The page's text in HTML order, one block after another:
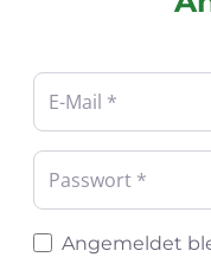
Benutzername
Passwort
Angemeldet